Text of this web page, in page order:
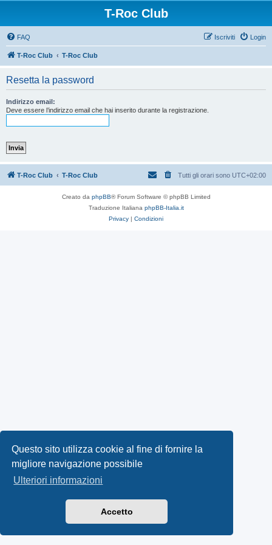
Questo sito utilizza cookie al fine di fornire la
migliore navigazione possibile
Ulteriori informazioni
Accetto
T-Roc Club
FAQ Login
Iscriviti
T-Roc Club T-Roc Club
Resetta la password
Indirizzo email:
Deve essere l’indirizzo email che hai inserito durante la registrazione.
T-Roc Club T-Roc Club Tutti gli orari sono UTC+02:00
Creato da phpBB® Forum Software © phpBB Limited
Traduzione Italiana phpBB-Italia.it
Privacy | Condizioni